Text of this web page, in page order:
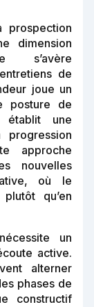
dimension
s’avère
de
joue un
posture de
établit une
approche
nouvelles
où le
qu’en
un
active.
alterner
phases de
constructif